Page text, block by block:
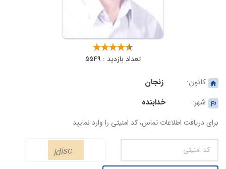
تعداد بازدید : 5549
کانون:
زنجان
شهر:
خدابنده
برای دریافت اطلاعات تماس، کد امنیتی را وارد نمایید